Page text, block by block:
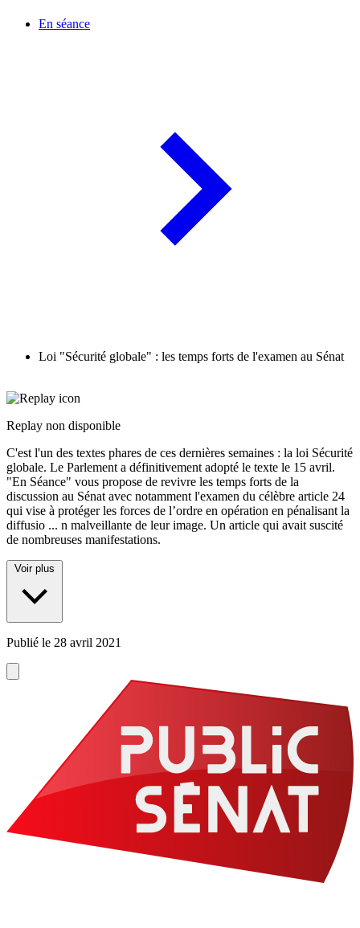
En séance
Loi "Sécurité globale" : les temps forts de l'examen au Sénat
Replay non disponible
C'est l'un des textes phares de ces dernières semaines : la loi Sécurité
globale. Le Parlement a définitivement adopté le texte le 15 avril.
"En Séance" vous propose de revivre les temps forts de la
discussion au Sénat avec notamment l'examen du célèbre article 24
qui vise à protéger les forces de l’ordre en opération en pénalisant la
diffusio ... n malveillante de leur image. Un article qui avait suscité
de nombreuses manifestations.
Voir plus
Publié le 28 avril 2021